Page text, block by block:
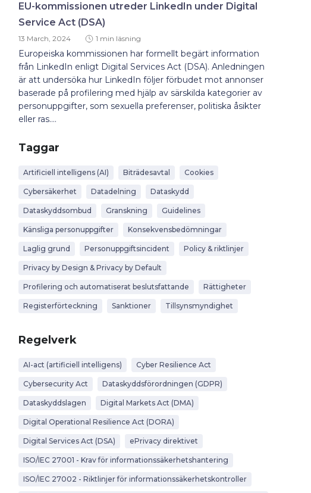
EU-kommissionen utreder LinkedIn under Digital
Service Act (DSA)
13 March, 2024 1 min läsning
Europeiska kommissionen har formellt begärt information
från LinkedIn enligt Digital Services Act (DSA). Anledningen
är att undersöka hur LinkedIn följer förbudet mot annonser
baserade på profilering med hjälp av särskilda kategorier av
personuppgifter, som sexuella preferenser, politiska åsikter
eller ras....
Taggar
Artificiell intelligens (AI) Biträdesavtal Cookies
Cybersäkerhet Datadelning Dataskydd
Dataskyddsombud Granskning Guidelines
Känsliga personuppgifter Konsekvensbedömningar
Laglig grund Personuppgiftsincident Policy & riktlinjer
Privacy by Design & Privacy by Default
Profilering och automatiserat beslutsfattande Rättigheter
Registerförteckning Sanktioner Tillsynsmyndighet
Regelverk
AI-act (artificiell intelligens) Cyber Resilience Act
Cybersecurity Act Dataskyddsförordningen (GDPR)
Dataskyddslagen Digital Markets Act (DMA)
Digital Operational Resilience Act (DORA)
Digital Services Act (DSA) ePrivacy direktivet
ISO/IEC 27001 - Krav för informationssäkerhetshantering
ISO/IEC 27002 - Riktlinjer för informationssäkerhetskontroller